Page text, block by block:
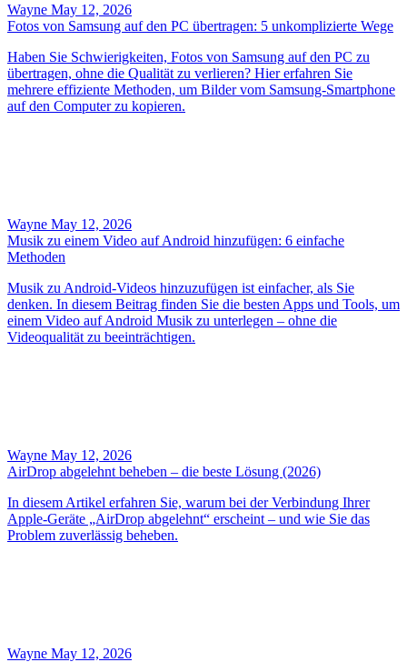
Wayne May 12, 2026
Fotos von Samsung auf den PC übertragen: 5 unkomplizierte Wege
Haben Sie Schwierigkeiten, Fotos von Samsung auf den PC zu
übertragen, ohne die Qualität zu verlieren? Hier erfahren Sie
mehrere effiziente Methoden, um Bilder vom Samsung‑Smartphone
auf den Computer zu kopieren.
Wayne May 12, 2026
Musik zu einem Video auf Android hinzufügen: 6 einfache
Methoden
Musik zu Android‑Videos hinzuzufügen ist einfacher, als Sie
denken. In diesem Beitrag finden Sie die besten Apps und Tools, um
einem Video auf Android Musik zu unterlegen – ohne die
Videoqualität zu beeinträchtigen.
Wayne May 12, 2026
AirDrop abgelehnt beheben – die beste Lösung (2026)
In diesem Artikel erfahren Sie, warum bei der Verbindung Ihrer
Apple‑Geräte „AirDrop abgelehnt“ erscheint – und wie Sie das
Problem zuverlässig beheben.
Wayne May 12, 2026